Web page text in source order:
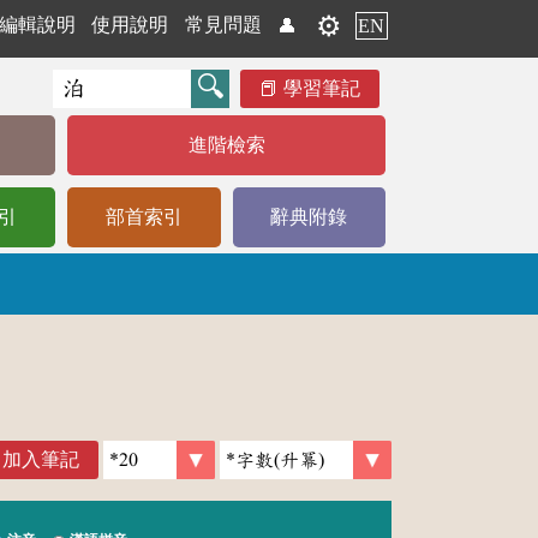
編輯說明 使用說明 常見問題 👤 ⚙️ EN
學習筆記
進階檢索
部首索引 辭典附錄
加入筆記